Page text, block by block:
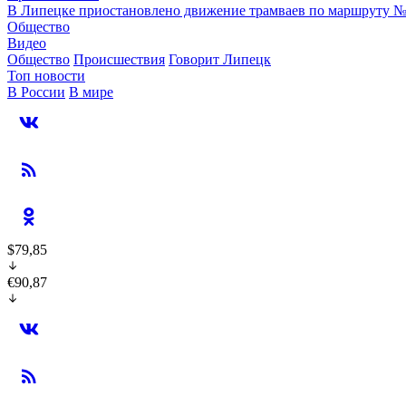
В Липецке приостановлено движение трамваев по маршруту
Общество
Видео
Общество Происшествия Говорит Липецк
Топ новости
В России В мире
$79,85
€90,87